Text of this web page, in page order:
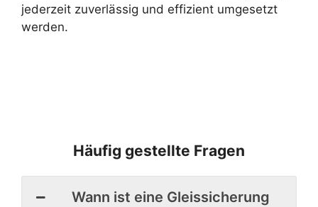
jederzeit zuverlässig und effizient umgesetzt
werden.
Häufig gestellte Fragen
Wann ist eine Gleissicherung